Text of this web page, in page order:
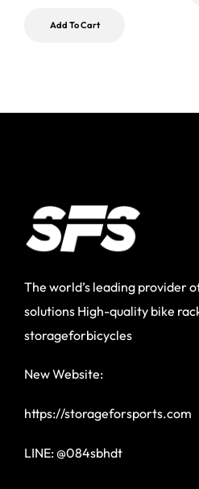
Add To Cart
The world’s leading provider
solutions High-quality bike
storageforbicycles
New Website:
https://storageforsports.com
LINE: @084sbhdt